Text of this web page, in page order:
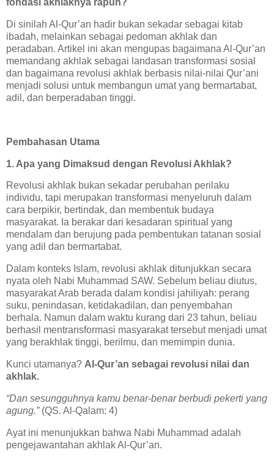
fondasi akhlaknya rapuh?
Di sinilah Al-Qur’an hadir bukan sekadar sebagai kitab
ibadah, melainkan sebagai pedoman akhlak dan
peradaban. Artikel ini akan mengupas bagaimana Al-Qur’an
memandang akhlak sebagai landasan transformasi sosial
dan bagaimana revolusi akhlak berbasis nilai-nilai Qur’ani
menjadi solusi untuk membangun umat yang bermartabat,
adil, dan berperadaban tinggi.
Pembahasan Utama
1. Apa yang Dimaksud dengan Revolusi Akhlak?
Revolusi akhlak bukan sekadar perubahan perilaku
individu, tapi merupakan transformasi menyeluruh dalam
cara berpikir, bertindak, dan membentuk budaya
masyarakat. Ia berakar dari kesadaran spiritual yang
mendalam dan berujung pada pembentukan tatanan sosial
yang adil dan bermartabat.
Dalam konteks Islam, revolusi akhlak ditunjukkan secara
nyata oleh Nabi Muhammad SAW. Sebelum beliau diutus,
masyarakat Arab berada dalam kondisi jahiliyah: perang
suku, penindasan, ketidakadilan, dan penyembahan
berhala. Namun dalam waktu kurang dari 23 tahun, beliau
berhasil mentransformasi masyarakat tersebut menjadi umat
yang berakhlak tinggi, berilmu, dan memimpin dunia.
Kunci utamanya? Al-Qur’an sebagai revolusi nilai dan
akhlak.
“Dan sesungguhnya kamu benar-benar berbudi pekerti yang
agung.”(QS. Al-Qalam: 4)
Ayat ini menunjukkan bahwa Nabi Muhammad adalah
pengejawantahan akhlak Al-Qur’an.